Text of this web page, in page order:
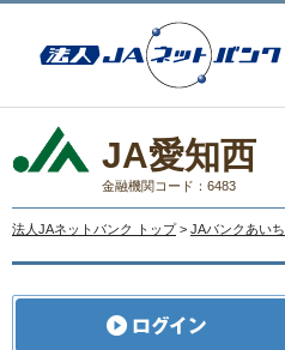
JA愛知西
金融機関コード：6483
法人JAネットバンク トップ > JAバンクあいち